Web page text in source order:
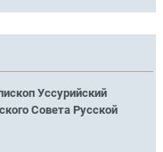
Уссурийский
Совета Русской